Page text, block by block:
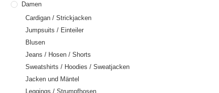
Damen
Cardigan / Strickjacken
Jumpsuits / Einteiler
Blusen
Jeans / Hosen / Shorts
Sweatshirts / Hoodies / Sweatjacken
Jacken und Mäntel
Leggings / Strumpfhosen